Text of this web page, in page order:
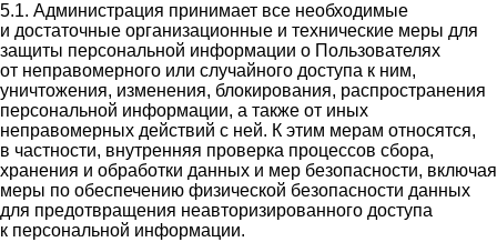
5.1. Администрация принимает все необходимые
и достаточные организационные и технические меры для
защиты персональной информации о Пользователях
от неправомерного или случайного доступа к ним,
уничтожения, изменения, блокирования, распространения
персональной информации, а также от иных
неправомерных действий с ней. К этим мерам относятся,
в частности, внутренняя проверка процессов сбора,
хранения и обработки данных и мер безопасности, включая
меры по обеспечению физической безопасности данных
для предотвращения неавторизированного доступа
к персональной информации.